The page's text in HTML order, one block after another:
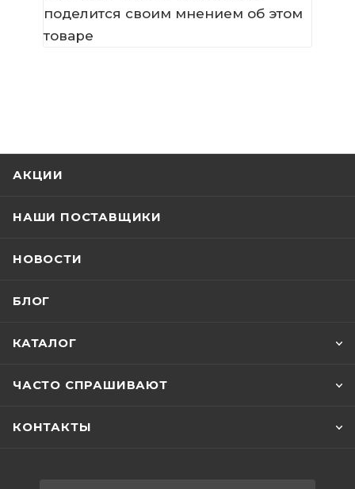
поделится своим мнением об этом
товаре
АКЦИИ
НАШИ ПОСТАВЩИКИ
НОВОСТИ
БЛОГ
КАТАЛОГ
ЧАСТО СПРАШИВАЮТ
КОНТАКТЫ